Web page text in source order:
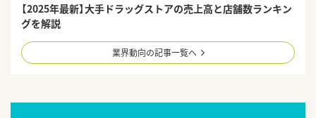
【2025年最新】大手ドラッグストアの売上高と店舗数ランキン
グを解説
業界動向の記事一覧へ